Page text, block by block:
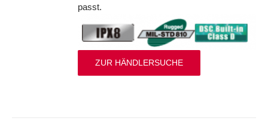
passt.
ZUR HÄNDLERSUCHE